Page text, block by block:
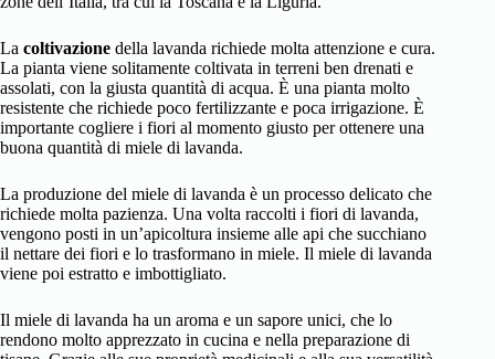
La coltivazione della lavanda richiede molta attenzione e cura.
La pianta viene solitamente coltivata in terreni ben drenati e
assolati, con la giusta quantità di acqua. È una pianta molto
resistente che richiede poco fertilizzante e poca irrigazione. È
importante cogliere i fiori al momento giusto per ottenere una
buona quantità di miele di lavanda.
La produzione del miele di lavanda è un processo delicato che
richiede molta pazienza. Una volta raccolti i fiori di lavanda,
vengono posti in un’apicoltura insieme alle api che succhiano
il nettare dei fiori e lo trasformano in miele. Il miele di lavanda
viene poi estratto e imbottigliato.
Il miele di lavanda ha un aroma e un sapore unici, che lo
rendono molto apprezzato in cucina e nella preparazione di